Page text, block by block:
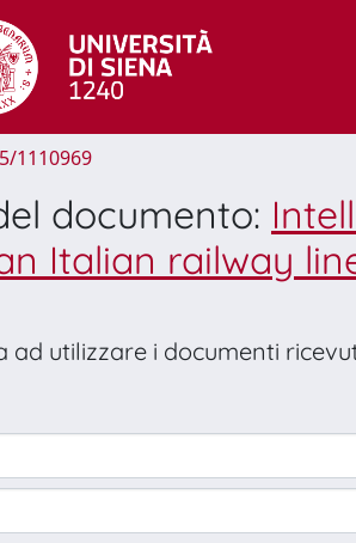
1110969
documento:
Italian railway
ad utilizzare i documenti